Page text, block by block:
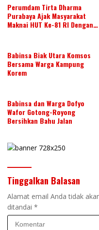
Perumdam Tirta Dharma
Purabaya Ajak Masyarakat
Maknai HUT Ke-81 RI Dengan
Babinsa Biak Utara Komsos
Bersama Warga Kampung
Korem
Babinsa dan Warga Dofyo
Wafor Gotong-Royong
Bersihkan Bahu Jalan
Tinggalkan Balasan
Alamat email Anda tidak
ditandai *